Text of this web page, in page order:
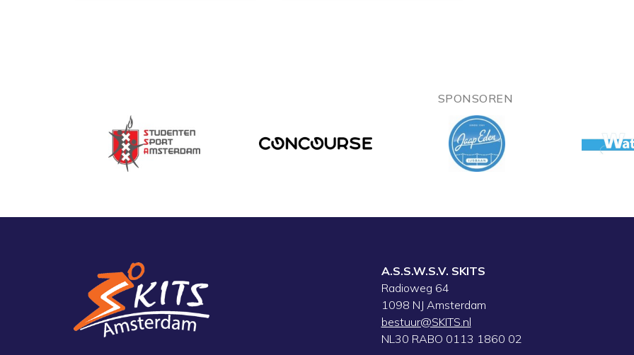
SPONSOREN
A.S.S.W.S.V. SKITS
Radioweg 64
1098 NJ Amsterdam
bestuur@SKITS.nl
NL30 RABO 0113 1860 02